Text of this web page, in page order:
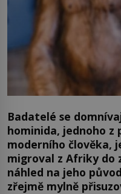
Badatelé se
hominida, jednoho z
moderního člověka,
migroval z Afriky do
náhled na jeho
zřejmě mylně